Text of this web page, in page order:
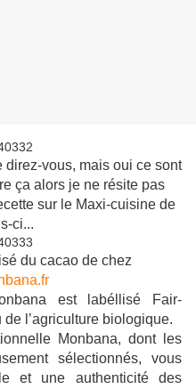
direz-vous, mais oui ce sont
ça alors je ne résite pas
sur le Maxi-cuisine de
ci...
du cacao de chez
est labéllisé Fair-
l’agriculture biologique.
Monbana, dont les
sélectionnés, vous
et une authenticité des